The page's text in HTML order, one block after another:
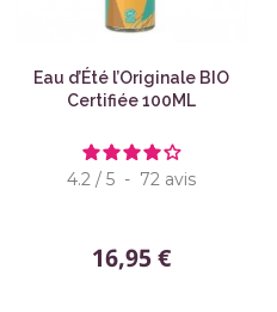
Eau d’Été l’Originale BIO
Certifiée 100ML
4.2 / 5 - 72 avis
16,95 €